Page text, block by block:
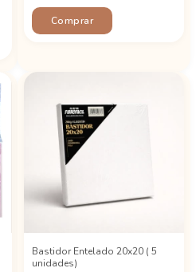
Comprar
Bastidor Entelado 20x20 ( 5
unidades)